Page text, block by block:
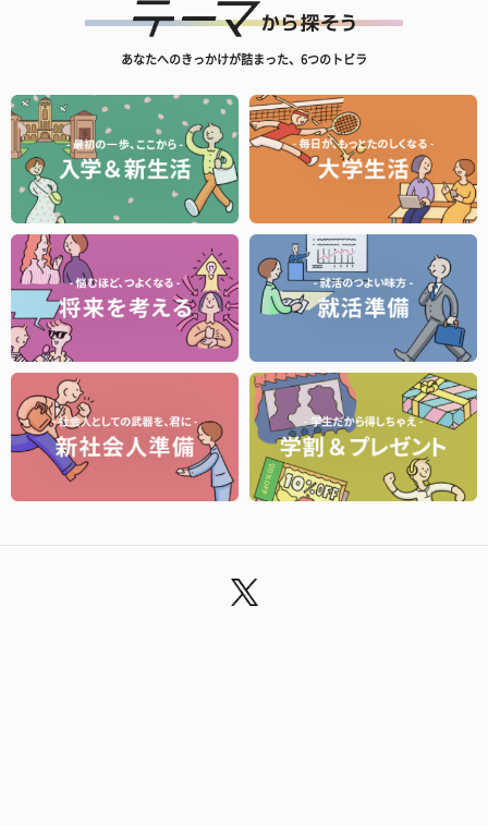
あなたへのきっかけが詰まった、6つのトビラ